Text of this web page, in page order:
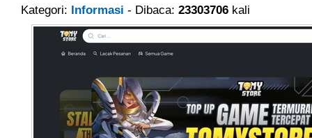
Kategori: Informasi - Dibaca: 23303706 kali